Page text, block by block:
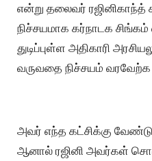
என்று தலைவர் ரஜினிகாந்த்
நிச்சயமாக கர்நாடக
துடிப்புள்ள அதிகாரி
வருவதை நிச்சயம்
அவர் எந்த கட்சிக்கு
ஆனால் ரஜினி அவர்கள்